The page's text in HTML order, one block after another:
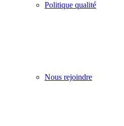
Politique qualité
Nous rejoindre